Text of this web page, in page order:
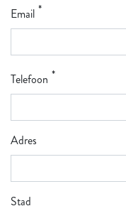
Email
Telefoon
Adres
Stad